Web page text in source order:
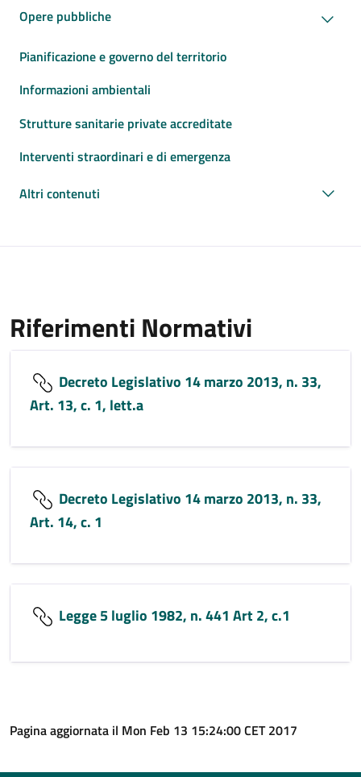
Opere pubbliche
Pianificazione e governo del territorio
Informazioni ambientali
Strutture sanitarie private accreditate
Interventi straordinari e di emergenza
Altri contenuti
Riferimenti Normativi
Decreto Legislativo 14 marzo 2013, n. 33,
Art. 13, c. 1, lett.a
Decreto Legislativo 14 marzo 2013, n. 33,
Art. 14, c. 1
Legge 5 luglio 1982, n. 441 Art 2, c.1
Pagina aggiornata il Mon Feb 13 15:24:00 CET 2017